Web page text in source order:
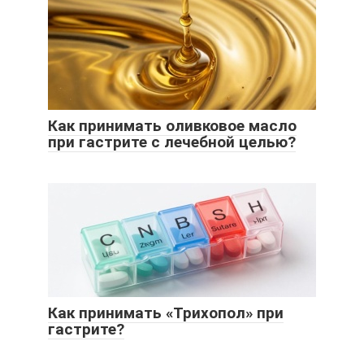
Как принимать оливковое масло
при гастрите с лечебной целью?
Как принимать «Трихопол» при
гастрите?